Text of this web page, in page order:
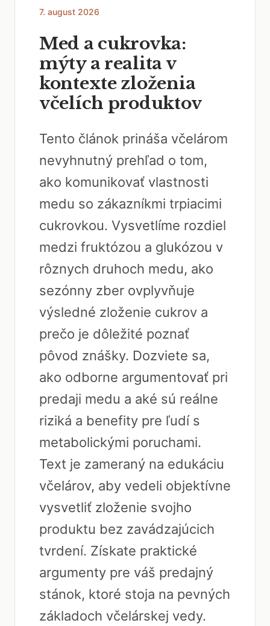
7. august 2026
Med a cukrovka:
mýty a realita v
kontexte zloženia
včelích produktov
Tento článok prináša včelárom
nevyhnutný prehľad o tom,
ako komunikovať vlastnosti
medu so zákazníkmi trpiacimi
cukrovkou. Vysvetlíme rozdiel
medzi fruktózou a glukózou v
rôznych druhoch medu, ako
sezónny zber ovplyvňuje
výsledné zloženie cukrov a
prečo je dôležité poznať
pôvod znášky. Dozviete sa,
ako odborne argumentovať pri
predaji medu a aké sú reálne
riziká a benefity pre ľudí s
metabolickými poruchami.
Text je zameraný na edukáciu
včelárov, aby vedeli objektívne
vysvetliť zloženie svojho
produktu bez zavádzajúcich
tvrdení. Získate praktické
argumenty pre váš predajný
stánok, ktoré stoja na pevných
základoch včelárskej vedy.